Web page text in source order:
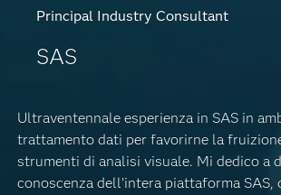
Principal Industry Consultant
SAS
Ultraventennale esperienza in SAS in
trattamento dati per favorirne la
strumenti di analisi visuale. Mi dedico a
conoscenza dell’intera piattaforma SAS,